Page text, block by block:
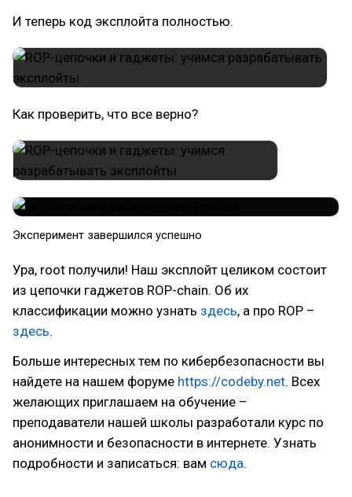
И теперь код эксплойта полностью.
Как проверить, что все верно?
​Эксперимент завершился успешно
Ура, root получили! Наш эксплойт целиком состоит
из цепочки гаджетов ROP-chain. Об их
классификации можно узнать здесь, а про ROP –
здесь.
Больше интересных тем по кибербезопасности вы
найдете на нашем форуме https://codeby.net. Всех
желающих приглашаем на обучение –
преподаватели нашей школы разработали курс по
анонимности и безопасности в интернете. Узнать
подробности и записаться: вам сюда.